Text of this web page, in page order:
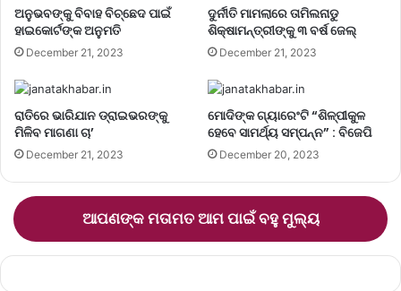
ଅନୁଭବଙ୍କୁ ବିବାହ ବିଚ୍ଛେଦ ପାଇଁ
ହାଇକୋର୍ଟଙ୍କ ଅନୁମତି
December 21, 2023
ଦୁର୍ନୀତି ମାମଲାରେ ତାମିଲନାଡୁ
ଶିକ୍ଷାମନ୍ତ୍ରୀଙ୍କୁ ୩ ବର୍ଷ ଜେଲ୍‌
December 21, 2023
ରାତିରେ ଭାରିଯାନ ଡ୍ରାଇଭରଙ୍କୁ
ମିଳିବ ମାଗଣା ଚା’
December 21, 2023
ମୋଦିଙ୍କ ଗ୍ୟାରେଂଟି “ଶିଳ୍ପୀକୁଳ
ହେବେ ସାମର୍ଥ୍ୟ ସମ୍ପନ୍ନ” : ବିଜେପି
December 20, 2023
ଆପଣଙ୍କ ମତାମତ ଆମ ପାଇଁ ବହୁ ମୁଲ୍ୟ